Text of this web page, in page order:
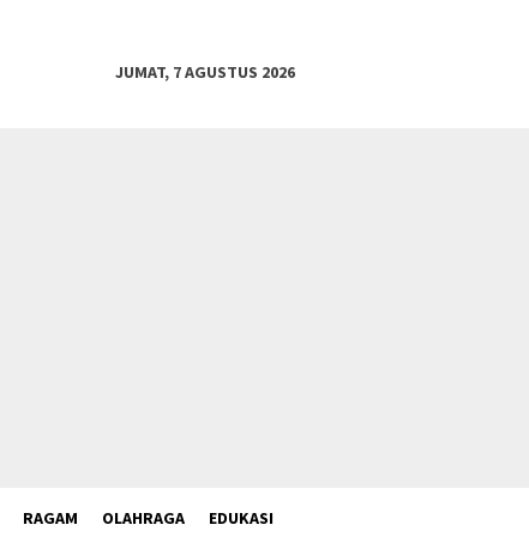
JUMAT, 7 AGUSTUS 2026
RAGAM OLAHRAGA EDUKASI